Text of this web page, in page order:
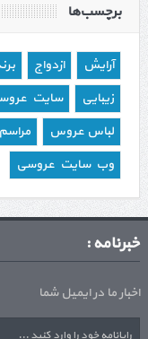
برچسب‌ها
آرایش ازدواج
زیبایی
سایت
لباس عروس
وب سایت عروسی
خبرنامه :
اخبار ما در ایمیل شما